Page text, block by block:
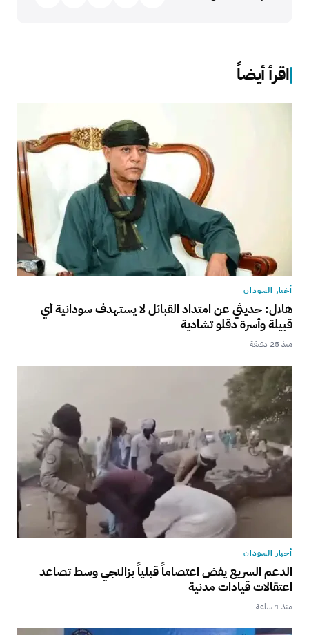
اقرأ أيضاً
أخبار السودان
هلال: حديثي عن امتداد القبائل لا يستهدف سودانية أي
قبيلة وأسرة دقلو تشادية
منذ 25 دقيقة
أخبار السودان
الدعم السريع يفض اعتصاماً قبلياً بزالنجي وسط تصاعد
اعتقالات قيادات مدنية
منذ 1 ساعة